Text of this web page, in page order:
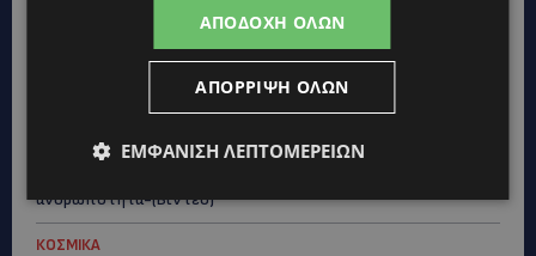
ΛΕΜΕΣΟΣ: Μάχη για τη ζωή του δίνει 18χρονος – Βρέθηκε
βαριά τραυματισμένος δίπλα από το ηλεκτρικό του
«ENOLA GAY»: Το τραγούδι που κράτησε ζωντανή τη μνήμη
ανθρωπότητα-(Bίντεο)
ΚΟΣΜΙΚΑ
ΑΠΟΔΟΧΉ ΌΛΩΝ
ΑΠΌΡΡΙΨΗ ΌΛΩΝ
ΕΜΦΆΝΙΣΗ ΛΕΠΤΟΜΕΡΕΙΏΝ